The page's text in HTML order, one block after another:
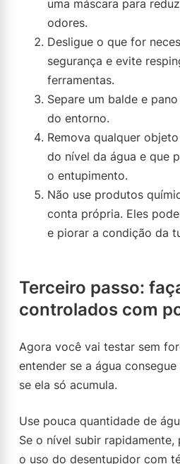
uma máscara para
odores.
Desligue o que for
segurança e evite
ferramentas.
Separe um balde e
do entorno.
Remova qualquer
do nível da água e que
o entupimento.
Não use produtos
conta própria. Eles
e piorar a condição da
Terceiro passo:
controlados com
Agora você vai testar sem
entender se a água
se ela só acumula.
Use pouca quantidade de
Se o nível subir
o uso do desentupidor com